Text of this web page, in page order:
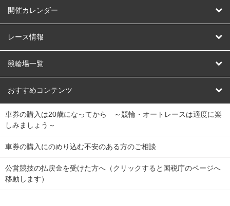
はじめての方へ
開催カレンダー
競輪
オートレース
競輪くじ
Dokanto!
チャリロトプラザ
レース情報
レース予想
レース結果
キャリーオーバー一覧
競輪場一覧
北日本 函館競輪場
関
東
弥彦競輪場 前橋競輪場 取手競輪場 宇都宮競輪場
関
東
小田原競輪場
おすすめコンテンツ
競輪選手情報
Perfecta Navi
netkeirin
車券の購入は20歳になってから ～競輪・オートレースは適度に楽
しみましょう～
車券の購入にのめり込む不安のある方のご相談
公営競技の払戻金を受けた方へ（クリックすると国税庁のページへ
移動します）